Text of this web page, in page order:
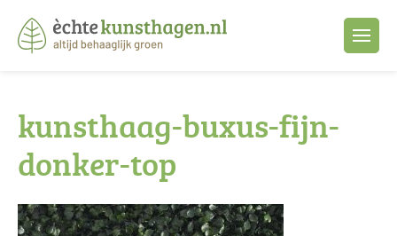
kunsthaag-buxus-fijn-
donker-top